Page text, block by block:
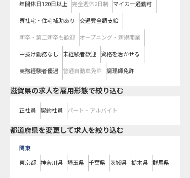
年間休日120日以上 完全週休2日制 マイカー通勤可
寮社宅・住宅補助あり 交通費全額支給
新卒・第二新卒も歓迎 オープニング・新規開業
中抜け勤務なし 未経験者歓迎 資格を活かせる
実務経験者優遇 普通自動車免許 調理師免許
滋賀県の求人を雇用形態で絞り込む
正社員 契約社員 パート・アルバイト
都道府県を変更して求人を絞り込む
関東
東京都 神奈川県 埼玉県 千葉県 茨城県 栃木県 群馬県